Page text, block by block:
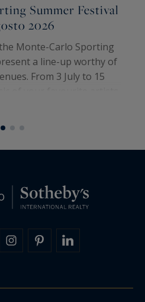
Summer Festival
2026
Monte-Carlo Sporting
a line-up worthy of
From 3 July to 15
artists and